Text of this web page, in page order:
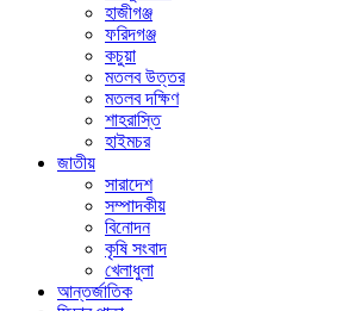
হাজীগঞ্জ
ফরিদগঞ্জ
কচুয়া
মতলব উত্তর
মতলব দক্ষিণ
শাহরাস্তি
হাইমচর
জাতীয়
সারাদেশ
সম্পাদকীয়
বিনোদন
কৃষি সংবাদ
খেলাধুলা
আন্তর্জাতিক